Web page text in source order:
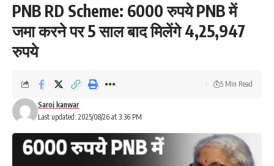
PNB RD Scheme: 6000 रुपये PNB में
जमा करने पर 5 साल बाद मिलेंगे 4,25,947
रुपये
Last updated: 2025/08/26 at 3:36 PM
Saroj kanwar
5 Min Read